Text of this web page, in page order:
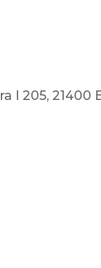
I 205, 21400